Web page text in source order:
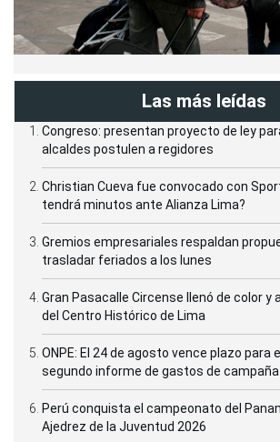
Las más leídas
Congreso: presentan proyecto de ley
alcaldes postulen a regidores
Christian Cueva fue convocado con
tendrá minutos ante Alianza Lima?
Gremios empresariales respaldan
trasladar feriados a los lunes
Gran Pasacalle Circense llenó de color y
del Centro Histórico de Lima
ONPE: El 24 de agosto vence plazo para
segundo informe de gastos de campaña
Perú conquista el campeonato del
Ajedrez de la Juventud 2026